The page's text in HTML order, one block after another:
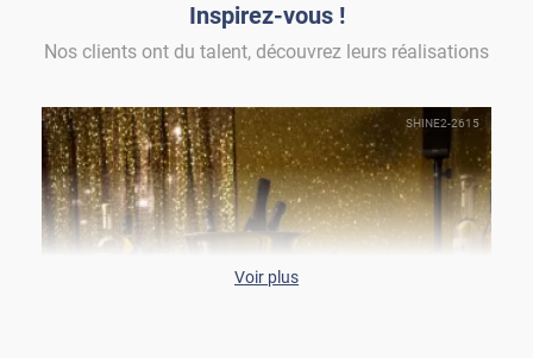
Inspirez-vous !
Nos clients ont du talent, découvrez leurs réalisations
SHINE2-2615
Voir plus